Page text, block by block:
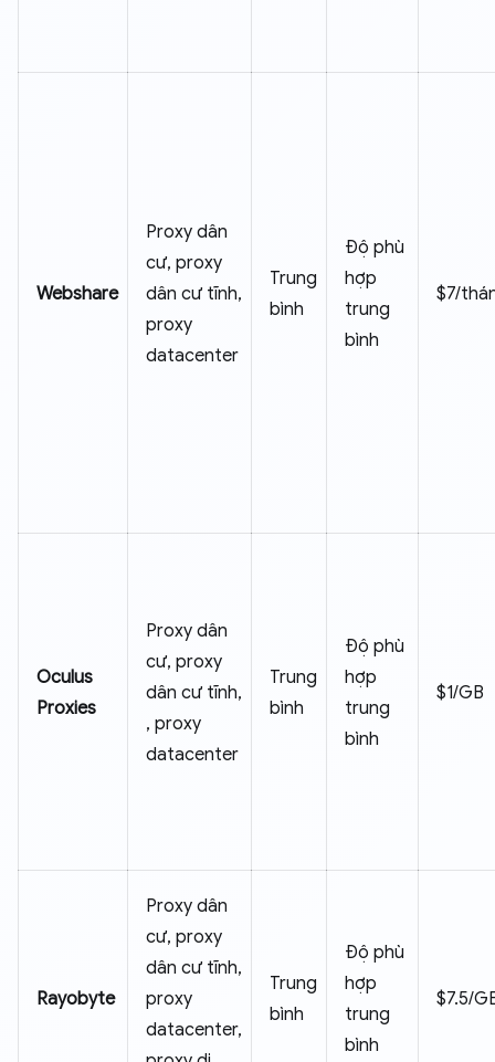
Webshare
Proxy dân
cư, proxy
dân cư tĩnh,
proxy
datacenter
Trung
bình
Độ phù
hợp
trung
bình
$7/
Oculus
Proxies
Proxy dân
cư, proxy
dân cư tĩnh,
, proxy
datacenter
Trung
bình
Độ phù
hợp
trung
bình
$1/GB
Rayobyte
Proxy dân
cư, proxy
dân cư tĩnh,
proxy
datacenter,
Trung
bình
Độ phù
hợp
trung
bình
$7.5/